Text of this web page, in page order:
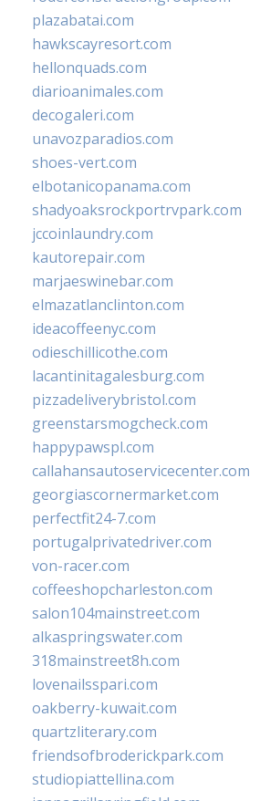
plazabatai.com
hawkscayresort.com
hellonquads.com
diarioanimales.com
decogaleri.com
unavozparadios.com
shoes-vert.com
elbotanicopanama.com
shadyoaksrockportrvpark.com
jccoinlaundry.com
kautorepair.com
marjaeswinebar.com
elmazatlanclinton.com
ideacoffeenyc.com
odieschillicothe.com
lacantinitagalesburg.com
pizzadeliverybristol.com
greenstarsmogcheck.com
happypawspl.com
callahansautoservicecenter.com
georgiascornermarket.com
perfectfit24-7.com
portugalprivatedriver.com
von-racer.com
coffeeshopcharleston.com
salon104mainstreet.com
alkaspringswater.com
318mainstreet8h.com
lovenailsspari.com
oakberry-kuwait.com
quartzliterary.com
friendsofbroderickpark.com
studiopiattellina.com